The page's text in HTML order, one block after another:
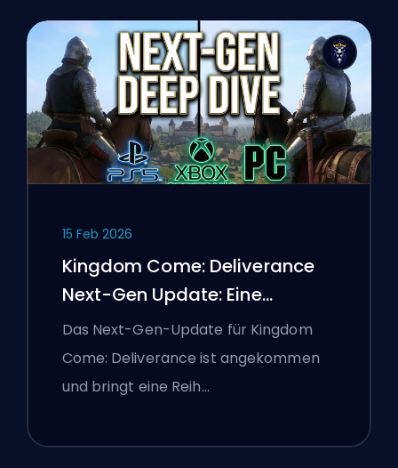
15 Feb 2026
Kingdom Come: Deliverance
Next-Gen Update: Eine
Tiefenanalyse
Das Next-Gen-Update für Kingdom
Come: Deliverance ist angekommen
und bringt eine Reih…